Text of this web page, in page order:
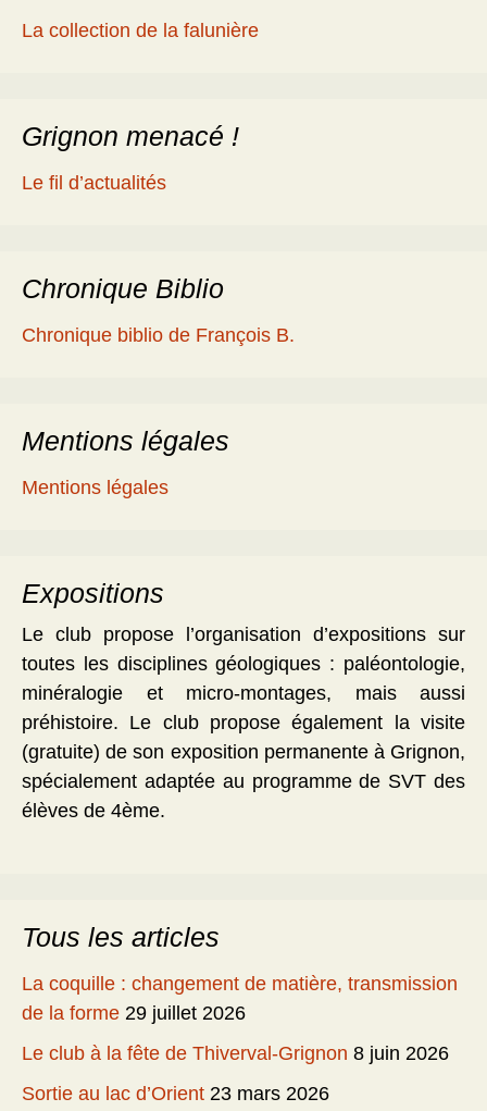
La collection de la falunière
Grignon menacé !
Le fil d’actualités
Chronique Biblio
Chronique biblio de François B.
Mentions légales
Mentions légales
Expositions
Le club propose l’organisation d’expositions sur
toutes les disciplines géologiques : paléontologie,
minéralogie et micro-montages, mais aussi
préhistoire. Le club propose également la visite
(gratuite) de son exposition permanente à Grignon,
spécialement adaptée au programme de SVT des
élèves de 4ème.
Tous les articles
La coquille : changement de matière, transmission
de la forme 29 juillet 2026
Le club à la fête de Thiverval-Grignon 8 juin 2026
Sortie au lac d’Orient 23 mars 2026